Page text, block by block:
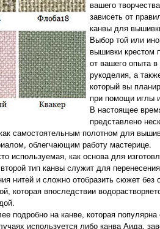
вашего
зависеть от
канвы для
Выбор той или
вышивки крестом
от вашего опыта
рукоделия, а
который вы
при помощи иглы
В настоящее
представлено
самостоятельным полотном для
облегчающим работу мастерице.
используемая, как основа для
тип канвы служит для
нитей и сложно отобразить сюжет без
которая впоследствии
подробно на канве, которая
используется либо канва Аида,